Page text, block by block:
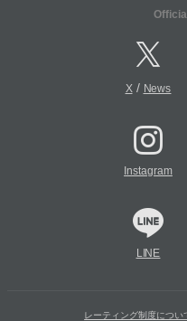
X/ News
Instagram
LINE
レーティング制度につい